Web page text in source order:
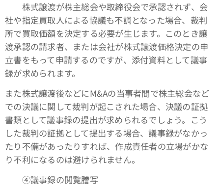
株式譲渡が株主総会や取締役会で承認されず、会
社や指定買取人による協議も不調となった場合、裁判
所で買取価額を決定する必要が生じます。このとき譲
渡承認の請求者、または会社が株式譲渡価格決定の申
立書をもって申請するのですが、添付資料として議事
録が求められます。
また株式譲渡後などにM&Aの当事者間で株主総会など
での決議に関して裁判が起こされた場合、決議の証拠
書類として議事録の提出が求められるでしょう。こう
した裁判の証拠として提出する場合、議事録がなかっ
たり不備があったりすれば、作成責任者の立場がかな
り不利になるのは避けられません。
④議事録の閲覧謄写